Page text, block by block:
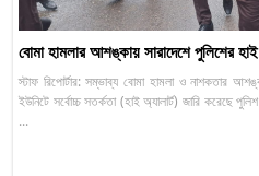
বোমা হামলার আশঙ্কায় সারাদেশে পুলিশের হাই
স্টাফ রিপোর্টার: সম্ভাব্য বোমা হামলা ও নাশকতার
ইউনিটে সর্বোচ্চ সতর্কতা (হাই অ্যালার্ট) জারি করেছে
...